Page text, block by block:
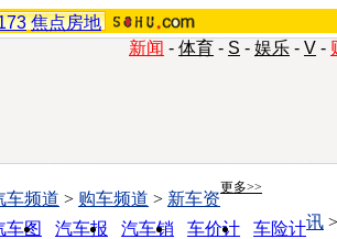
焦点房地
新闻 - 体育 - S - 娱乐 - V -
更多>>
车图
汽车报
汽车销
车价计
车险计
车频道 > 购车频道 > 新车资
讯